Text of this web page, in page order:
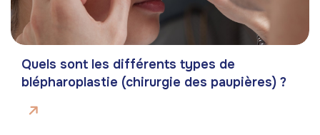
Quels sont les différents types de
blépharoplastie (chirurgie des paupières) ?